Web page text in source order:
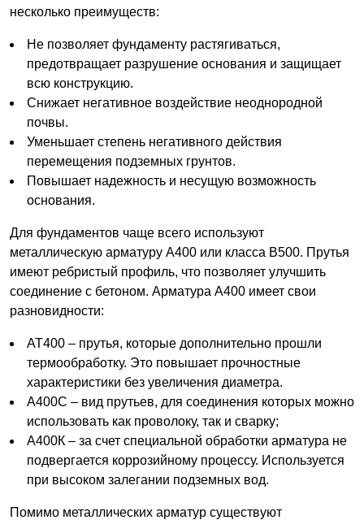
несколько преимуществ:
Не позволяет фундаменту растягиваться,
предотвращает разрушение основания и защищает
всю конструкцию.
Снижает негативное воздействие неоднородной
почвы.
Уменьшает степень негативного действия
перемещения подземных грунтов.
Повышает надежность и несущую возможность
основания.
Для фундаментов чаще всего используют
металлическую арматуру А400 или класса В500. Прутья
имеют ребристый профиль, что позволяет улучшить
соединение с бетоном. Арматура А400 имеет свои
разновидности:
АТ400 – прутья, которые дополнительно прошли
термообработку. Это повышает прочностные
характеристики без увеличения диаметра.
А400С – вид прутьев, для соединения которых можно
использовать как проволоку, так и сварку;
А400К – за счет специальной обработки арматура не
подвергается коррозийному процессу. Используется
при высоком залегании подземных вод.
Помимо металлических арматур существуют